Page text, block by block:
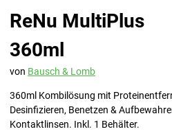
ReNu MultiPlus
360ml
von Bausch & Lomb
360ml Kombilösung mit
Desinfizieren, Benetzen &
Kontaktlinsen. Inkl. 1 Behälter.